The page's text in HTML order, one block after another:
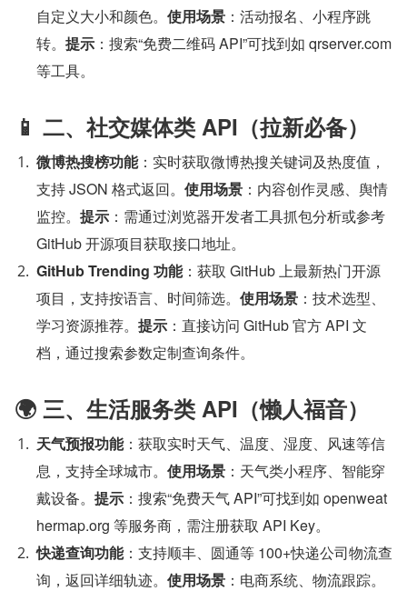
自定义大小和颜色。 使用场景 ：活动报名、小程序跳
转。 提示 ：搜索“免费二维码 API”可找到如 qrserver.com
等工具。
📱 二、社交媒体类 API（拉新必备）
微博热搜榜功能：实时获取微博热搜关键词及热度值，
支持 JSON 格式返回。 使用场景 ：内容创作灵感、舆情
监控。 提示 ：需通过浏览器开发者工具抓包分析或参考
GitHub 开源项目获取接口地址。
GitHub Trending 功能：获取 GitHub 上最新热门开源
项目，支持按语言、时间筛选。 使用场景 ：技术选型、
学习资源推荐。 提示 ：直接访问 GitHub 官方 API 文
档，通过搜索参数定制查询条件。
🌍 三、生活服务类 API（懒人福音）
天气预报功能：获取实时天气、温度、湿度、风速等信
息，支持全球城市。 使用场景 ：天气类小程序、智能穿
戴设备。 提示 ：搜索“免费天气 API”可找到如 openweat
hermap.org 等服务商，需注册获取 API Key。
快递查询功能：支持顺丰、圆通等 100+快递公司物流查
询，返回详细轨迹。 使用场景 ：电商系统、物流跟踪。